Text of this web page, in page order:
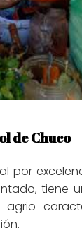
de Chuco
por
tiene